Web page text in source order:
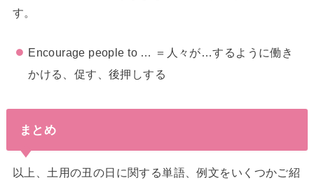
す。
Encourage people to … ＝人々が…するように働き
かける、促す、後押しする
まとめ
以上、土用の丑の日に関する単語、例文をいくつかご紹